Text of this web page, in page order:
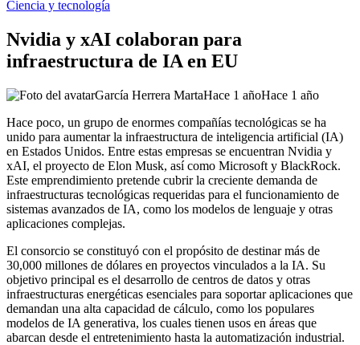
Ciencia y tecnología
Nvidia y xAI colaboran para
infraestructura de IA en EU
García Herrera MartaHace 1 añoHace 1 año
Hace poco, un grupo de enormes compañías tecnológicas se ha
unido para aumentar la infraestructura de inteligencia artificial (IA)
en Estados Unidos. Entre estas empresas se encuentran Nvidia y
xAI, el proyecto de Elon Musk, así como Microsoft y BlackRock.
Este emprendimiento pretende cubrir la creciente demanda de
infraestructuras tecnológicas requeridas para el funcionamiento de
sistemas avanzados de IA, como los modelos de lenguaje y otras
aplicaciones complejas.
El consorcio se constituyó con el propósito de destinar más de
30,000 millones de dólares en proyectos vinculados a la IA. Su
objetivo principal es el desarrollo de centros de datos y otras
infraestructuras energéticas esenciales para soportar aplicaciones que
demandan una alta capacidad de cálculo, como los populares
modelos de IA generativa, los cuales tienen usos en áreas que
abarcan desde el entretenimiento hasta la automatización industrial.